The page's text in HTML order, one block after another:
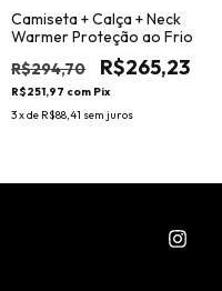
Camiseta + Calça + Neck
Warmer Proteção ao Frio
R$294,70
R$265,23
R$251,97 com Pix
3x de R$88,41 sem juros